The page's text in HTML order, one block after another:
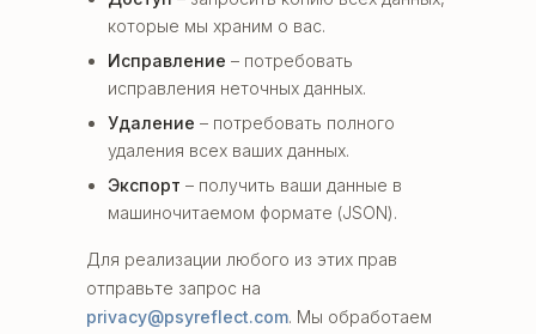
которые мы храним о вас.
Исправление – потребовать
исправления неточных данных.
Удаление – потребовать полного
удаления всех ваших данных.
Экспорт – получить ваши данные в
машиночитаемом формате (JSON).
Для реализации любого из этих прав
отправьте запрос на
privacy@psyreflect.com. Мы обработаем